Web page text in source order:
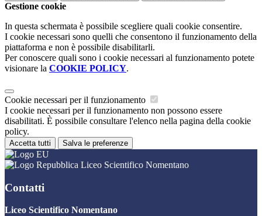
Gestione cookie
In questa schermata è possibile scegliere quali cookie consentire.
I cookie necessari sono quelli che consentono il funzionamento della
piattaforma e non è possibile disabilitarli.
Per conoscere quali sono i cookie necessari al funzionamento potete
visionare la COOKIE POLICY.
Cookie necessari per il funzionamento
I cookie necessari per il funzionamento non possono essere
disabilitati. È possibile consultare l'elenco nella pagina della cookie
policy.
Accetta tutti Salva le preferenze
Liceo Scientifico Nomentano
Contatti
Liceo Scientifico Nomentano